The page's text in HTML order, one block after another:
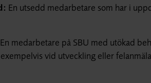
En utsedd medarbetare som har i
En medarbetare på SBU med utökad
vid utveckling eller